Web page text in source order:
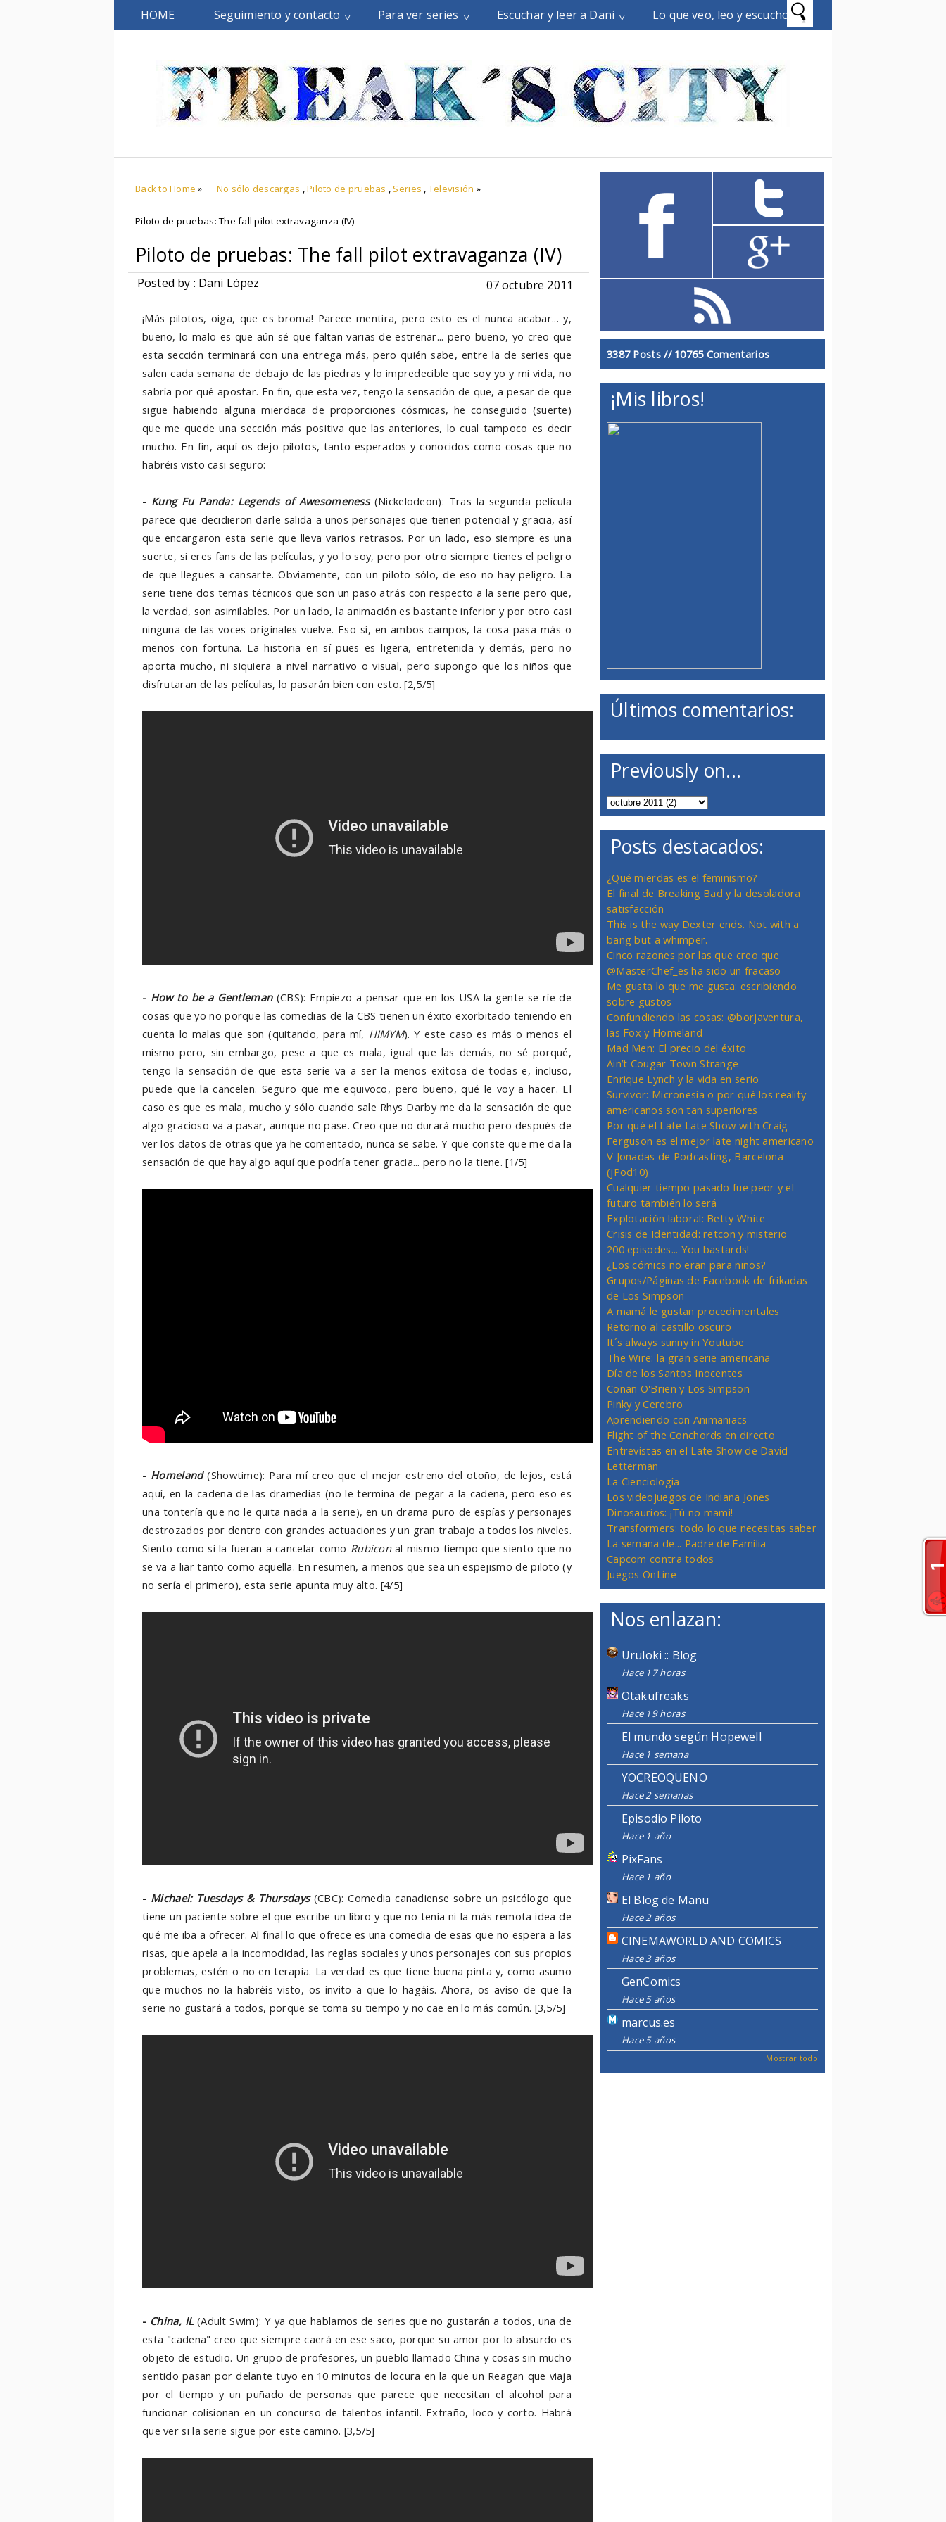
HOME Seguimiento y contacto Para ver series Escuchar y leer a Dani Lo que veo, leo y escucho
Back to Home » No sólo descargas ,Piloto de pruebas , Series ,Televisión »
Piloto de pruebas: The fall pilot extravaganza (IV)
Piloto de pruebas: The fall pilot extravaganza (IV)
Posted by : Dani López 07 octubre 2011
¡Más pilotos, oiga, que es broma! Parece mentira, pero esto es el nunca acabar... y,
bueno, lo malo es que aún sé que faltan varias de estrenar... pero bueno, yo creo que
esta sección terminará con una entrega más, pero quién sabe, entre la de series que
salen cada semana de debajo de las piedras y lo impredecible que soy yo y mi vida, no
sabría por qué apostar. En fin, que esta vez, tengo la sensación de que, a pesar de que
sigue habiendo alguna mierdaca de proporciones cósmicas, he conseguido (suerte)
que me quede una sección más positiva que las anteriores, lo cual tampoco es decir
mucho. En fin, aquí os dejo pilotos, tanto esperados y conocidos como cosas que no
habréis visto casi seguro:
- Kung Fu Panda: Legends of Awesomeness(Nickelodeon): Tras la segunda película
parece que decidieron darle salida a unos personajes que tienen potencial y gracia, así
que encargaron esta serie que lleva varios retrasos. Por un lado, eso siempre es una
suerte, si eres fans de las películas, y yo lo soy, pero por otro siempre tienes el peligro
de que llegues a cansarte. Obviamente, con un piloto sólo, de eso no hay peligro. La
serie tiene dos temas técnicos que son un paso atrás con respecto a la serie pero que,
la verdad, son asimilables. Por un lado, la animación es bastante inferior y por otro casi
ninguna de las voces originales vuelve. Eso sí, en ambos campos, la cosa pasa más o
menos con fortuna. La historia en sí pues es ligera, entretenida y demás, pero no
aporta mucho, ni siquiera a nivel narrativo o visual, pero supongo que los niños que
disfrutaran de las películas, lo pasarán bien con esto. [2,5/5]
- How to be a Gentleman(CBS): Empiezo a pensar que en los USA la gente se ríe de
cosas que yo no porque las comedias de la CBS tienen un éxito exorbitado teniendo en
cuenta lo malas que son (quitando, para mí, HIMYM). Y este caso es más o menos el
mismo pero, sin embargo, pese a que es mala, igual que las demás, no sé porqué,
tengo la sensación de que esta serie va a ser la menos exitosa de todas e, incluso,
puede que la cancelen. Seguro que me equivoco, pero bueno, qué le voy a hacer. El
caso es que es mala, mucho y sólo cuando sale Rhys Darby me da la sensación de que
algo gracioso va a pasar, aunque no pase. Creo que no durará mucho pero después de
ver los datos de otras que ya he comentado, nunca se sabe. Y que conste que me da la
sensación de que hay algo aquí que podría tener gracia... pero no la tiene. [1/5]
- Homeland(Showtime): Para mí creo que el mejor estreno del otoño, de lejos, está
aquí, en la cadena de las dramedias (no le termina de pegar a la cadena, pero eso es
una tontería que no le quita nada a la serie), en un drama puro de espías y personajes
destrozados por dentro con grandes actuaciones y un gran trabajo a todos los niveles.
Siento como si la fueran a cancelar como Rubiconal mismo tiempo que siento que no
se va a liar tanto como aquella. En resumen, a menos que sea un espejismo de piloto (y
no sería el primero), esta serie apunta muy alto. [4/5]
- Michael: Tuesdays & Thursdays(CBC): Comedia canadiense sobre un psicólogo que
tiene un paciente sobre el que escribe un libro y que no tenía ni la más remota idea de
qué me iba a ofrecer. Al final lo que ofrece es una comedia de esas que no espera a las
risas, que apela a la incomodidad, las reglas sociales y unos personajes con sus propios
problemas, estén o no en terapia. La verdad es que tiene buena pinta y, como asumo
que muchos no la habréis visto, os invito a que lo hagáis. Ahora, os aviso de que la
serie no gustará a todos, porque se toma su tiempo y no cae en lo más común. [3,5/5]
- China, IL (Adult Swim): Y ya que hablamos de series que no gustarán a todos, una de
esta "cadena" creo que siempre caerá en ese saco, porque su amor por lo absurdo es
objeto de estudio. Un grupo de profesores, un pueblo llamado China y cosas sin mucho
sentido pasan por delante tuyo en 10 minutos de locura en la que un Reagan que viaja
por el tiempo y un puñado de personas que parece que necesitan el alcohol para
funcionar colisionan en un concurso de talentos infantil. Extraño, loco y corto. Habrá
que ver si la serie sigue por este camino. [3,5/5]
3387 Posts // 10765 Comentarios
¡Mis libros!
Últimos comentarios:
Previously on...
Posts destacados:
¿Qué mierdas es el feminismo?
El final de Breaking Bad y la desoladora
satisfacción
This is the way Dexter ends. Not with a
bang but a whimper.
Cinco razones por las que creo que
@MasterChef_es ha sido un fracaso
Me gusta lo que me gusta: escribiendo
sobre gustos
Confundiendo las cosas: @borjaventura,
las Fox y Homeland
Mad Men: El precio del éxito
Ain’t Cougar Town Strange
Enrique Lynch y la vida en serio
Survivor: Micronesia o por qué los reality
americanos son tan superiores
Por qué el Late Late Show with Craig
Ferguson es el mejor late night americano
V Jonadas de Podcasting, Barcelona
(jPod10)
Cualquier tiempo pasado fue peor y el
futuro también lo será
Explotación laboral: Betty White
Crisis de Identidad: retcon y misterio
200 episodes... You bastards!
¿Los cómics no eran para niños?
Grupos/Páginas de Facebook de frikadas
de Los Simpson
A mamá le gustan procedimentales
Retorno al castillo oscuro
It´s always sunny in Youtube
The Wire: la gran serie americana
Día de los Santos Inocentes
Conan O'Brien y Los Simpson
Pinky y Cerebro
Aprendiendo con Animaniacs
Flight of the Conchords en directo
Entrevistas en el Late Show de David
Letterman
La Cienciología
Los videojuegos de Indiana Jones
Dinosaurios: ¡Tú no mami!
Transformers: todo lo que necesitas saber
La semana de... Padre de Familia
Capcom contra todos
Juegos OnLine
Nos enlazan:
Uruloki :: Blog
Hace 17 horas
Otakufreaks
Hace 19 horas
El mundo según Hopewell
Hace 1 semana
YOCREOQUENO
Hace 2 semanas
Episodio Piloto
Hace 1 año
PixFans
Hace 1 año
El Blog de Manu
Hace 2 años
CINEMAWORLD AND COMICS
Hace 3 años
GenComics
Hace 5 años
marcus.es
Hace 5 años
Mostrar todo